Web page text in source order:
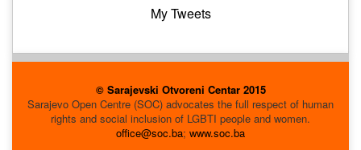
My Tweets
© Sarajevski Otvoreni Centar 2015
Sarajevo Open Centre (SOC) advocates the full respect of human
rights and social inclusion of LGBTI people and women.
office@soc.ba; www.soc.ba